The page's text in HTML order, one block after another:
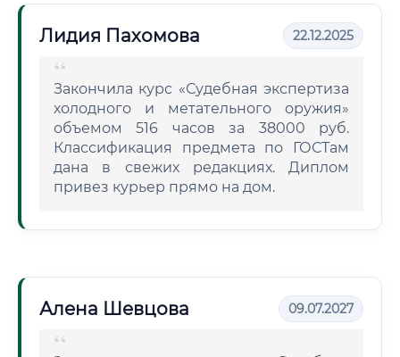
Лидия Пахомова 22.12.2025
Закончила курс «Судебная экспертиза
холодного и метательного оружия»
объемом 516 часов за 38000 руб.
Классификация предмета по ГОСТам
дана в свежих редакциях. Диплом
привез курьер прямо на дом.
Алена Шевцова 09.07.2027